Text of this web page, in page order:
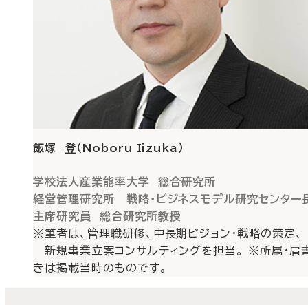
飯塚 登（Noboru Iizuka）
学校法人産業能率大学 総合研究所
経営管理研究所 戦略・ビジネスモデル研究センター
主席研究員 総合研究所教授
※筆者は、管理職研修、中長期ビジョン・戦略の策定、
新規事業立案コンサルティングを担当。 ※所属・肩
きは掲載当時のものです。